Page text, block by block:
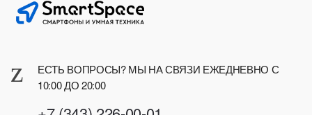
ЕСТЬ ВОПРОСЫ? МЫ НА СВЯЗИ ЕЖЕДНЕВНО С
10:00 ДО 20:00